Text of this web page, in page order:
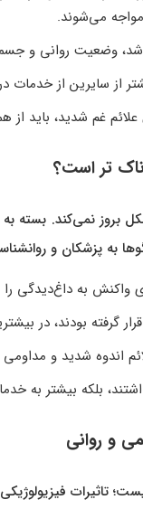
می‌شوند.
از سایرین از
علائم غم شدید، باید
تر است؟
بروز نمی‌کند. بسته
به پزشکان و
واکنش به داغ‌دیدگی را
گرفته بودند، در
بلکه بیشتر به
و روانی
تاثیرات